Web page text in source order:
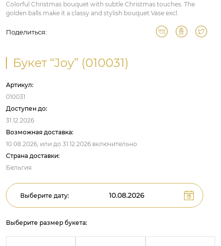
Colorful Christmas bouquet with subtle Christmas touches. The
golden balls make it a classy and stylish bouquet.Vase excl.
Поделиться:
Букет “Joy” (010031)
Артикул:
010031
Доступен до:
31.12.2026
Возможная доставка:
10.08.2026, или до 31.12.2026 включительно
Страна доставки:
Бельгия
Выберите дату:
Выберите размер букета: